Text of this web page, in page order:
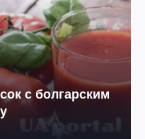
с болгарским